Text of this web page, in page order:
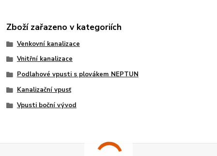
Zboží zařazeno v kategoriích
Venkovní kanalizace
Vnitřní kanalizace
Podlahové vpusti s plovákem NEPTUN
Kanalizační vpusť
Vpusti boční vývod